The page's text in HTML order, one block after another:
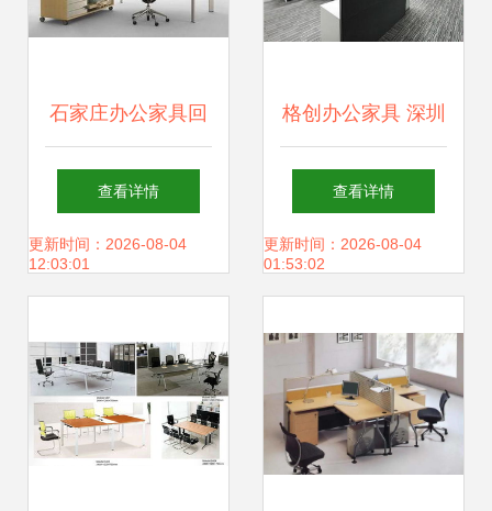
公家具厂专业生产
环保的真皮休闲沙
发CG-Le-SF2及休
闲沙发、办公沙发
等配套产品。
石家庄办公家具回
收与五金交电的绿
色流通之道
查看详情
更新时间：2026-08-04
12:03:01
格创办公家具 深圳
品质的行业领跑者
查看详情
更新时间：2026-08-04
01:53:02